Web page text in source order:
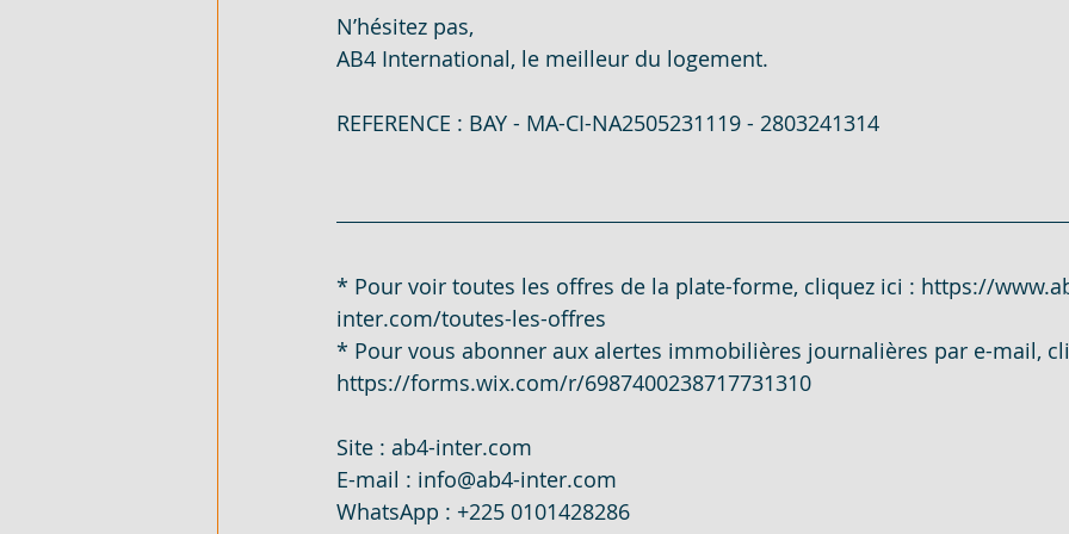
FLEXIBLE - EN VENTE - COTE D'IVOIR AMPOULE LED - EN VENTE - COTE D'IVO
VILLA BASSE 4 PIECES SUR 220M²- EN DUPLEX 5 PIECES - EN VENTE - COTE D
VILLA BASSE 5 PIECES - EN LOCATION
N’hésitez pas,
AB4 International, le meilleur du logement.
REFERENCE : BAY - MA-CI-NA2505231119 - 2803241314
* Pour voir toutes les offres de la plate-forme, cliquez ici : https://
inter.com/toutes-les-offres
* Pour vous abonner aux alertes immobilières journalières par e-mail,
https://forms.wix.com/r/6987400238717731310
Site : ab4-inter.com
E-mail : info@ab4-inter.com
WhatsApp : +225 0101428286